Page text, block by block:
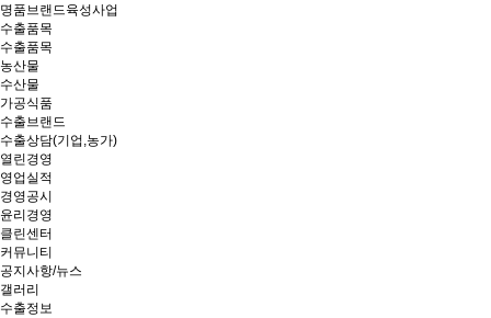
명품브랜드육성사업
수출품목
수출품목
농산물
수산물
가공식품
수출브랜드
수출상담(기업,농가)
열린경영
영업실적
경영공시
윤리경영
클린센터
커뮤니티
공지사항/뉴스
갤러리
수출정보